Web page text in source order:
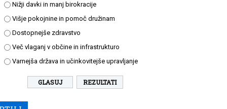
Nižji davki in manj birokracije
Višje pokojnine in pomoč družinam
Dostopnejše zdravstvo
Več vlaganj v občine in infrastrukturo
Varnejša država in učinkovitejše upravljanje
REZULTATI